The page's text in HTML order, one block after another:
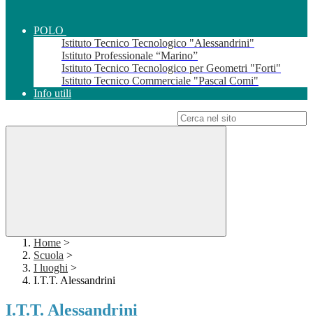
POLO
Istituto Tecnico Tecnologico "Alessandrini"
Istituto Professionale “Marino”
Istituto Tecnico Tecnologico per Geometri "Forti"
Istituto Tecnico Commerciale "Pascal Comi"
Info utili
Home >
Scuola >
I luoghi >
I.T.T. Alessandrini
I.T.T. Alessandrini